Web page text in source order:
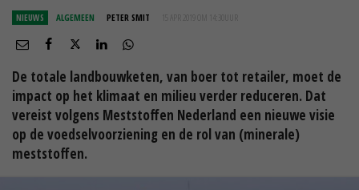
NIEUWS ALGEMEEN PETER SMIT 15 APR 2019 OM 14:30
De totale landbouwketen, van boer tot retailer, moet de
impact op het klimaat en milieu verder reduceren. Dat
vereist volgens Meststoffen Nederland een nieuwe visie
op de voedselvoorziening en de rol van (minerale)
meststoffen.